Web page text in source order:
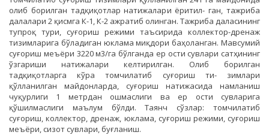
олиб борилган тадқиқотлар натижалари ёритил- ган, тажриба
далалари 2 қисмга К-1, К-2 ажратиб олинган. Тажриба даласининг
тупроқ тури, суғориш режими таъсирида коллектор-дренаж
тизимларига бўладиган юклама миқдори баҳоланган. Мавсумий
суғориш меъёри 3220 м3/га бўлганда ер ости сувлари сатҳининг
ўзгариши натижалари келтирилган. Олиб борилган
тадқиқотларга кўра томчилатиб суғориш ти- зимлари
қўлланилган майдонларда, суғориш натижасида намланиш
чуқурлиги 1 метрдан ошмаслиги ва ер ости сувларига
қўшилмаслиги маълум бўлди. Таянч сўзлар: томчилатиб
суғориш, коллектор, дренаж, юклама, суғориш режими, суғориш
меъёри, сизот сувлари, буғланиш.